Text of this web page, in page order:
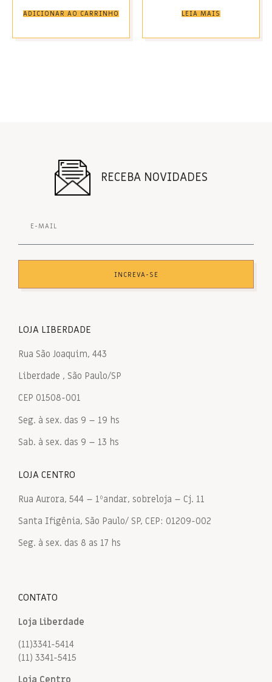
ADICIONAR AO CARRINHO LEIA MAIS
RECEBA NOVIDADES
INCREVA-SE
LOJA LIBERDADE
Rua São Joaquim, 443
Liberdade , São Paulo/SP
CEP 01508-001
Seg. à sex. das 9 – 19 hs
Sab. à sex. das 9 – 13 hs
LOJA CENTRO
Rua Aurora, 544 – 1ºandar, sobreloja – Cj. 11
Santa Ifigênia, São Paulo/ SP, CEP: 01209-002
Seg. à sex. das 8 as 17 hs
CONTATO
Loja Liberdade
(11)3341-5414
(11) 3341-5415
Loja Centro